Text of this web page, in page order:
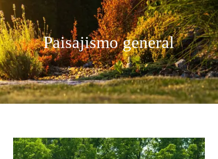
Paisajismo general